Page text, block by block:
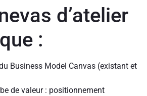
d’atelier
:
Business Model Canvas (existant et
de valeur : positionnement